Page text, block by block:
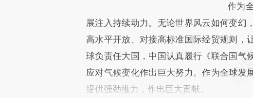
作为
展注入持续动力。无论世界风云如何变幻
高水平开放、对接高标准国际经贸规则，
球负责任大国，中国认真履行《联合国气
应对气候变化作出巨大努力。作为全球发
提供强劲推力，作出巨大贡献。